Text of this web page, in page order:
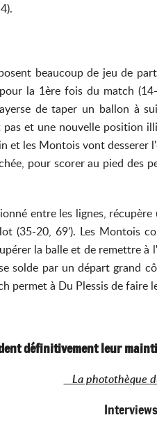
beaucoup de jeu de
la 1ère fois du match
de taper un ballon à
et une nouvelle
les Montois vont desserer
pour scorer au pied
entre les lignes,
(35-20, 69'). Les Montois
la balle et de
solde par un départ grand
permet à Du Plessis de
définitivement leur
La photothèque
Interviews